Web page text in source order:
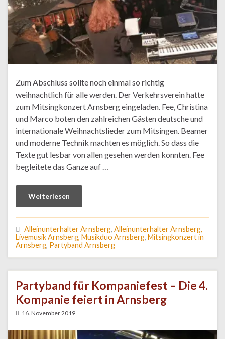
Zum Abschluss sollte noch einmal so richtig
weihnachtlich für alle werden. Der Verkehrsverein hatte
zum Mitsingkonzert Arnsberg eingeladen. Fee, Christina
und Marco boten den zahlreichen Gästen deutsche und
internationale Weihnachtslieder zum Mitsingen. Beamer
und moderne Technik machten es möglich. So dass die
Texte gut lesbar von allen gesehen werden konnten. Fee
begleitete das Ganze auf …
Weiterlesen
Alleinunterhalter Arnsberg, Alleinunterhalter Arnsberg,
Livemusik Arnsberg, Musikduo Arnsberg, Mitsingkonzert in
Arnsberg, Partyband Arnsberg
Partyband für Kompaniefest – Die 4.
Kompanie feiert in Arnsberg
16. November 2019